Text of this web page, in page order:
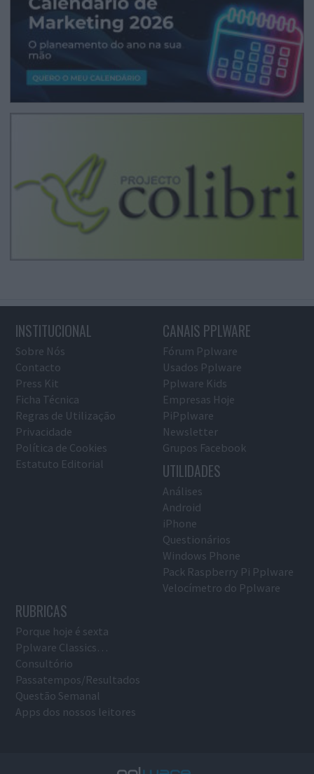
INSTITUCIONAL
Sobre Nós
Contacto
Press Kit
Ficha Técnica
Regras de Utilização
Privacidade
Política de Cookies
Estatuto Editorial
CANAIS PPLWARE
Fórum Pplware
Usados Pplware
Pplware Kids
Empresas Hoje
PiPplware
Newsletter
Grupos Facebook
UTILIDADES
Análises
Android
iPhone
Questionários
Windows Phone
Pack Raspberry Pi Pplware
Velocímetro do Pplware
RUBRICAS
Porque hoje é sexta
Pplware Classics…
Consultório
Passatempos/Resultados
Questão Semanal
Apps dos nossos leitores